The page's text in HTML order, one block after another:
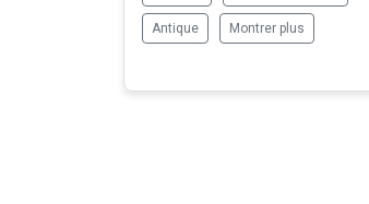
Antique Montrer plus